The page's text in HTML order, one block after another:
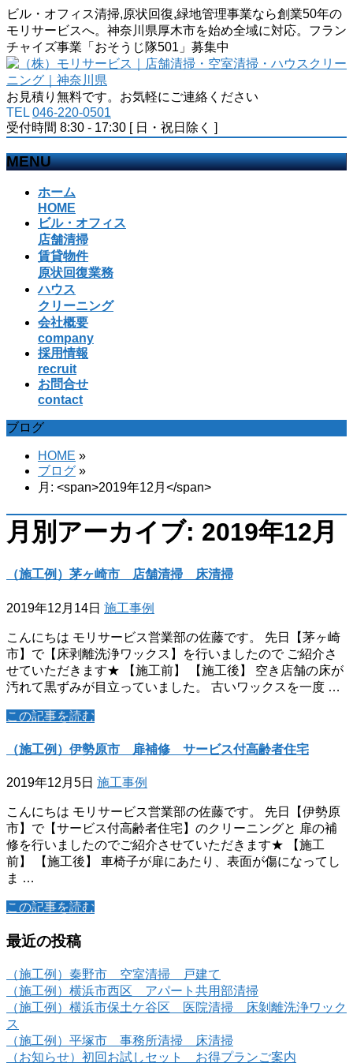
ビル・オフィス清掃,原状回復,緑地管理事業なら創業50年の
モリサービスへ。神奈川県厚木市を始め全域に対応。フラン
チャイズ事業「おそうじ隊501」募集中
お見積り無料です。お気軽にご連絡ください
TEL 046-220-0501
受付時間 8:30 - 17:30 [ 日・祝日除く ]
MENU
ホーム
HOME
ビル・オフィス
店舗清掃
賃貸物件
原状回復業務
ハウス
クリーニング
会社概要
company
採用情報
recruit
お問合せ
contact
ブログ
HOME »
ブログ »
月: <span>2019年12月</span>
月別アーカイブ: 2019年12月
（施工例）茅ヶ崎市 店舗清掃 床清掃
2019年12月14日 施工事例
こんにちは モリサービス営業部の佐藤です。 先日【茅ヶ崎
市】で【床剥離洗浄ワックス】を行いましたので ご紹介さ
せていただきます★ 【施工前】 【施工後】 空き店舗の床が
汚れて黒ずみが目立っていました。 古いワックスを一度 …
この記事を読む
（施工例）伊勢原市 扉補修 サービス付高齢者住宅
2019年12月5日 施工事例
こんにちは モリサービス営業部の佐藤です。 先日【伊勢原
市】で【サービス付高齢者住宅】のクリーニングと 扉の補
修を行いましたのでご紹介させていただきます★ 【施工
前】 【施工後】 車椅子が扉にあたり、表面が傷になってし
ま …
この記事を読む
最近の投稿
（施工例）秦野市 空室清掃 戸建て
（施工例）横浜市西区 アパート共用部清掃
（施工例）横浜市保土ケ谷区 医院清掃 床剝離洗浄ワック
ス
（施工例）平塚市 事務所清掃 床清掃
（お知らせ）初回お試しセット お得プランご案内